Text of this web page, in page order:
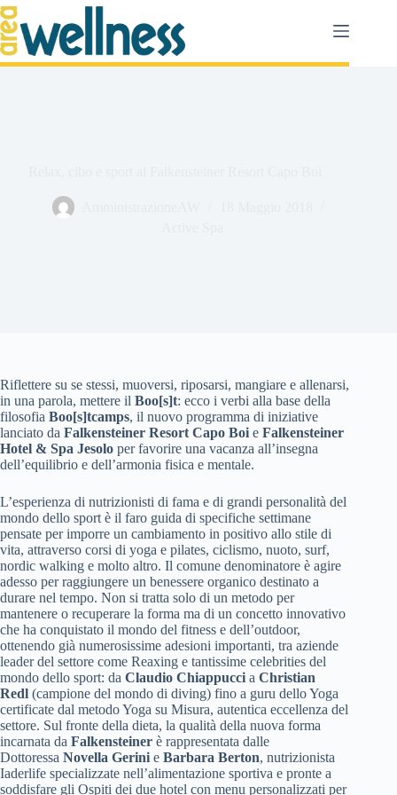
Salta
al
contenuto
Riflettere su se stessi, muoversi, riposarsi, mangiare e allenarsi,
in una parola, mettere il Boo[s]t: ecco i verbi alla base della
filosofia Boo[s]tcamps, il nuovo programma di iniziative
lanciato da Falkensteiner Resort Capo Boi e Falkensteiner
Hotel & Spa Jesolo per favorire una vacanza all’insegna
dell’equilibrio e dell’armonia fisica e mentale.
L’esperienza di nutrizionisti di fama e di grandi personalità del
mondo dello sport è il faro guida di specifiche settimane
pensate per imporre un cambiamento in positivo allo stile di
vita, attraverso corsi di yoga e pilates, ciclismo, nuoto, surf,
nordic walking e molto altro. Il comune denominatore è agire
adesso per raggiungere un benessere organico destinato a
durare nel tempo. Non si tratta solo di un metodo per
mantenere o recuperare la forma ma di un concetto innovativo
che ha conquistato il mondo del fitness e dell’outdoor,
ottenendo già numerosissime adesioni importanti, tra aziende
leader del settore come Reaxing e tantissime celebrities del
mondo dello sport: da Claudio Chiappucci a Christian
Redl (campione del mondo di diving) fino a guru dello Yoga
certificate dal metodo Yoga su Misura, autentica eccellenza del
settore. Sul fronte della dieta, la qualità della nuova forma
incarnata da Falkensteiner è rappresentata dalle
Dottoressa Novella Gerini e Barbara Berton, nutrizionista
Iaderlife specializzate nell’alimentazione sportiva e pronte a
soddisfare gli Ospiti dei due hotel con menu personalizzati per